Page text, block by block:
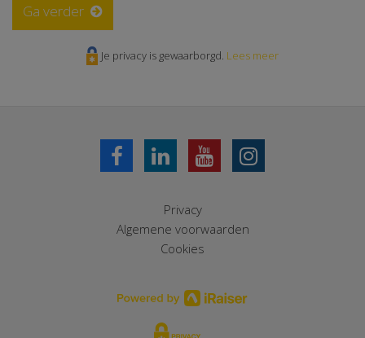
Ga verder
Je privacy is gewaarborgd. Lees meer
Privacy
Algemene voorwaarden
Cookies